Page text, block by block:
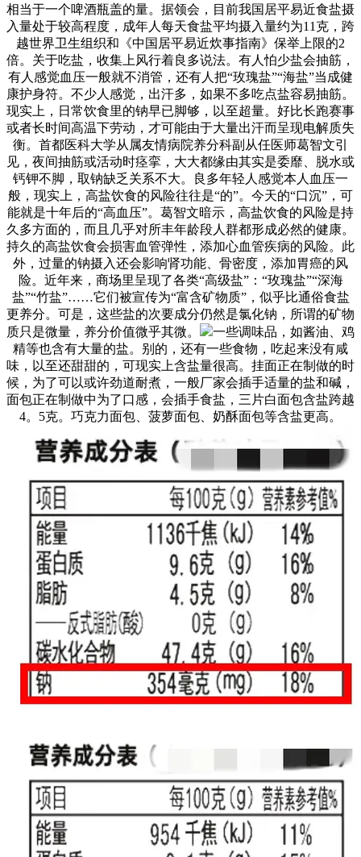
相当于一个啤酒瓶盖的量。据领会，目前我国居平易近食盐摄
入量处于较高程度，成年人每天食盐平均摄入量约为11克，跨
越世界卫生组织和《中国居平易近炊事指南》保举上限的2
倍。关于吃盐，收集上风行着良多说法。有人怕少盐会抽筋，
有人感觉血压一般就不消管，还有人把“玫瑰盐”“海盐”当成健
康护身符。不少人感觉，出汗多，如果不多吃点盐容易抽筋。
现实上，日常饮食里的钠早已脚够，以至超量。好比长跑赛事
或者长时间高温下劳动，才可能由于大量出汗而呈现电解质失
衡。首都医科大学从属友情病院养分科副从任医师葛智文引
见，夜间抽筋或活动时痉挛，大大都缘由其实是委靡、脱水或
钙钾不脚，取钠缺乏关系不大。良多年轻人感觉本人血压一
般，现实上，高盐饮食的风险往往是“的”。今天的“口沉”，可
能就是十年后的“高血压”。葛智文暗示，高盐饮食的风险是持
久多方面的，而且几乎对所丰年龄段人群都形成必然的健康。
持久的高盐饮食会损害血管弹性，添加心血管疾病的风险。此
外，过量的钠摄入还会影响肾功能、骨密度，添加胃癌的风
险。近年来，商场里呈现了各类“高级盐”：“玫瑰盐”“深海
盐”“竹盐”……它们被宣传为“富含矿物质”，似乎比通俗食盐
更养分。可是，这些盐的次要成分仍然是氯化钠，所谓的矿物
质只是微量，养分价值微乎其微。
一些调味品，如酱油、鸡
精等也含有大量的盐。别的，还有一些食物，吃起来没有咸
味，以至还甜甜的，可现实上含盐量很高。挂面正在制做的时
候，为了可以或许劲道耐煮，一般厂家会插手适量的盐和碱，
面包正在制做中为了口感，会插手食盐，三片白面包含盐跨越
4。5克。巧克力面包、菠萝面包、奶酥面包等含盐更高。